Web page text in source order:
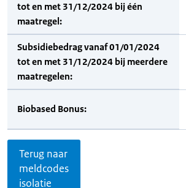
tot en met 31/12/2024 bij één
maatregel:
Subsidiebedrag vanaf 01/01/2024
tot en met 31/12/2024 bij meerdere
maatregelen:
Biobased Bonus:
Terug naar
meldcodes
isolatie